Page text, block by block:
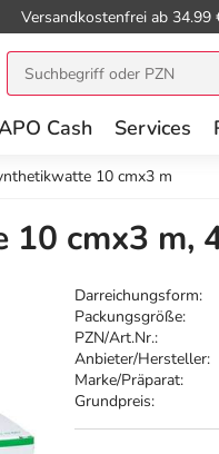
Versandkostenfrei ab 34.99
Cash Services
10 cmx3 m
cmx3 m,
Darreichungsform:
Packungsgröße:
PZN/Art.Nr.:
Anbieter/Hersteller:
Marke/Präparat:
Grundpreis: